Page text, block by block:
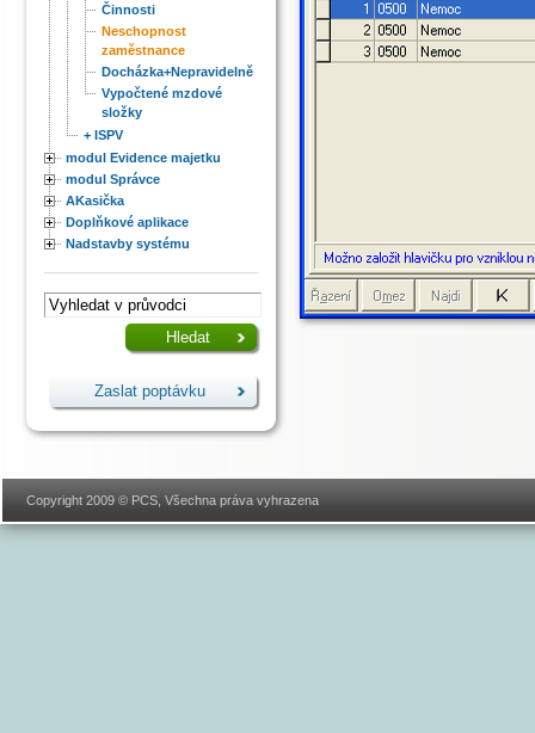
Činnosti
Neschopnost
zaměstnance
Docházka+Nepravidelně
Vypočtené mzdové
složky
+ ISPV
modul Evidence majetku
modul Správce
AKasička
Doplňkové aplikace
Nadstavby systému
Zaslat poptávku
Copyright 2009 © PCS, Všechna práva vyhrazena